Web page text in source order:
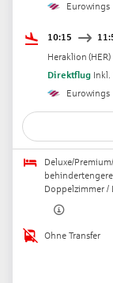
Eurowings
10:15
Heraklion (HER)
Direktflug Inkl.
Eurowings
Deluxe/
Doppelzimmer /
Ohne Transfer